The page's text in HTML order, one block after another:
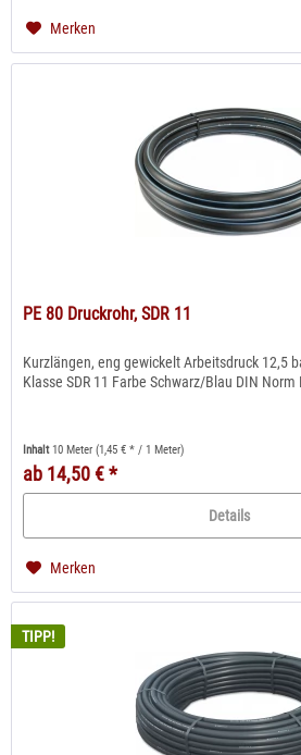
Merken
PE 80 Druckrohr, SDR 11
Kurzlängen, eng gewickelt Arbeitsdruck 12,5
Klasse SDR 11 Farbe Schwarz/Blau DIN
Inhalt 10 Meter(1,45 € * / 1 Meter)
ab 14,50 € *
Details
Merken
TIPP!